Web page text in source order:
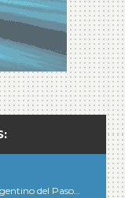
del Paso…